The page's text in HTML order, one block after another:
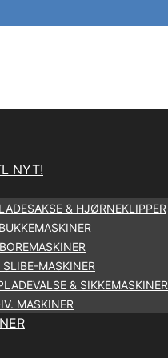
NYT!
& HJØRNEKLIPPER
SLIBE-MASKINER
& SIKKEMASKINER
MASKINER